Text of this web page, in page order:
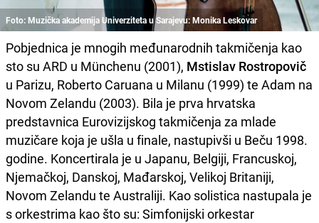
Foto: Muzička akademija Univerziteta u Sarajevu: Monika Leskovar
Pobjednica je mnogih međunarodnih takmičenja kao
sto su ARD u Münchenu (2001), Mstislav Rostropovič
u Parizu, Roberto Caruana u Milanu (1999) te Adam na
Novom Zelandu (2003). Bila je prva hrvatska
predstavnica Eurovizijskog takmičenja za mlade
muzičare koja je ušla u finale, nastupivši u Beču 1998.
godine. Koncertirala je u Japanu, Belgiji, Francuskoj,
Njemačkoj, Danskoj, Mađarskoj, Velikoj Britaniji,
Novom Zelandu te Australiji. Kao solistica nastupala je
s orkestrima kao što su: Simfonijski orkestar